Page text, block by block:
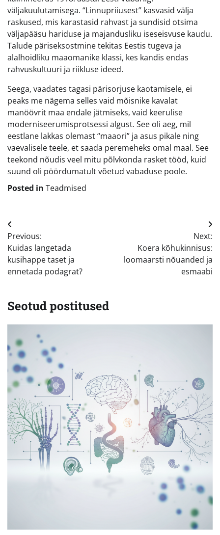
väljakuulutamisega. “Linnupriiusest” kasvasid välja
raskused, mis karastasid rahvast ja sundisid otsima
väljapääsu hariduse ja majandusliku iseseisvuse kaudu.
Talude päriseksostmine tekitas Eestis tugeva ja
alalhoidliku maaomanike klassi, kes kandis endas
rahvuskultuuri ja riikluse ideed.
Seega, vaadates tagasi pärisorjuse kaotamisele, ei
peaks me nägema selles vaid mõisnike kavalat
manöövrit maa endale jätmiseks, vaid keerulise
moderniseerumisprotsessi algust. See oli aeg, mil
eestlane lakkas olemast “maaori” ja asus pikale ning
vaevalisele teele, et saada peremeheks omal maal. See
teekond nõudis veel mitu põlvkonda rasket tööd, kuid
suund oli pöördumatult võetud vabaduse poole.
Posted in Teadmised
Navigeerimine
Previous:
Kuidas langetada
kusihappe taset ja
ennetada podagrat?
Next:
Koera kõhukinnisus:
loomaarsti nõuanded ja
esmaabi
Seotud postitused